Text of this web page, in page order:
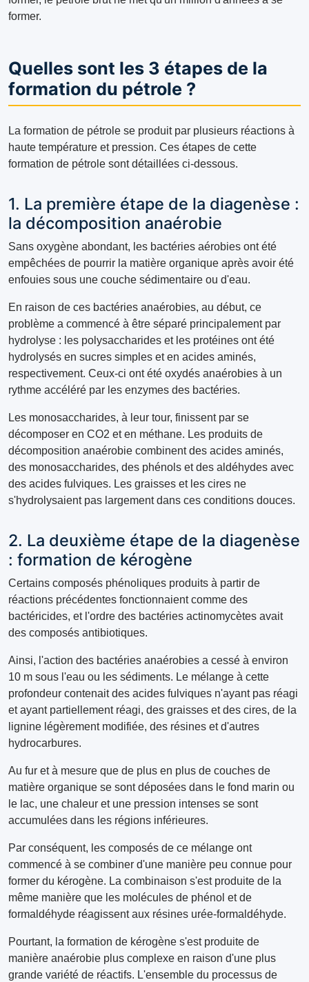
former.
Quelles sont les 3 étapes de la
formation du pétrole ?
La formation de pétrole se produit par plusieurs réactions à
haute température et pression. Ces étapes de cette
formation de pétrole sont détaillées ci-dessous.
1. La première étape de la diagenèse :
la décomposition anaérobie
Sans oxygène abondant, les bactéries aérobies ont été
empêchées de pourrir la matière organique après avoir été
enfouies sous une couche sédimentaire ou d'eau.
En raison de ces bactéries anaérobies, au début, ce
problème a commencé à être séparé principalement par
hydrolyse : les polysaccharides et les protéines ont été
hydrolysés en sucres simples et en acides aminés,
respectivement. Ceux-ci ont été oxydés anaérobies à un
rythme accéléré par les enzymes des bactéries.
Les monosaccharides, à leur tour, finissent par se
décomposer en CO2 et en méthane. Les produits de
décomposition anaérobie combinent des acides aminés,
des monosaccharides, des phénols et des aldéhydes avec
des acides fulviques. Les graisses et les cires ne
s'hydrolysaient pas largement dans ces conditions douces.
2. La deuxième étape de la diagenèse
: formation de kérogène
Certains composés phénoliques produits à partir de
réactions précédentes fonctionnaient comme des
bactéricides, et l'ordre des bactéries actinomycètes avait
des composés antibiotiques.
Ainsi, l'action des bactéries anaérobies a cessé à environ
10 m sous l'eau ou les sédiments. Le mélange à cette
profondeur contenait des acides fulviques n'ayant pas réagi
et ayant partiellement réagi, des graisses et des cires, de la
lignine légèrement modifiée, des résines et d'autres
hydrocarbures.
Au fur et à mesure que de plus en plus de couches de
matière organique se sont déposées dans le fond marin ou
le lac, une chaleur et une pression intenses se sont
accumulées dans les régions inférieures.
Par conséquent, les composés de ce mélange ont
commencé à se combiner d'une manière peu connue pour
former du kérogène. La combinaison s'est produite de la
même manière que les molécules de phénol et de
formaldéhyde réagissent aux résines urée-formaldéhyde.
Pourtant, la formation de kérogène s'est produite de
manière anaérobie plus complexe en raison d'une plus
grande variété de réactifs. L'ensemble du processus de